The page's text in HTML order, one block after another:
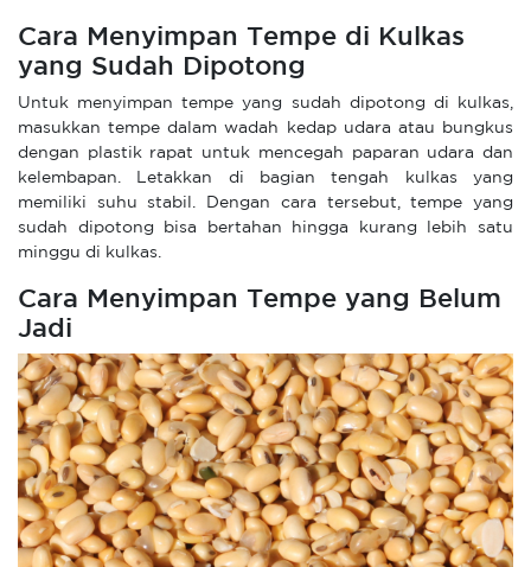
Cara Menyimpan Tempe di Kulkas
yang Sudah Dipotong
Untuk menyimpan tempe yang sudah dipotong di kulkas,
masukkan tempe dalam wadah kedap udara atau bungkus
dengan plastik rapat untuk mencegah paparan udara dan
kelembapan. Letakkan di bagian tengah kulkas yang
memiliki suhu stabil. Dengan cara tersebut, tempe yang
sudah dipotong bisa bertahan hingga kurang lebih satu
minggu di kulkas.
Cara Menyimpan Tempe yang Belum
Jadi